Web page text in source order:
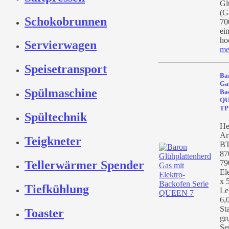
Schokobrunnen
Servierwagen
Speisetransport
Spülmaschine
Spültechnik
Teigkneter
Tellerwärmer Spender
Tiefkühlung
Toaster
x